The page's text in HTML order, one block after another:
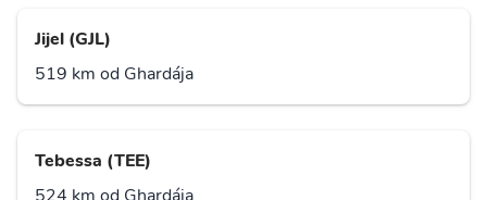
Jijel (GJL)
519 km od Ghardája
Tebessa (TEE)